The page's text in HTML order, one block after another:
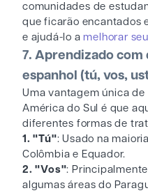
comunidades de
que ficarão encantados
e ajudá-lo a melhorar
7. Aprendizado
espanhol (tú, vos,
Uma vantagem única
América do Sul é que
diferentes formas de
1. "Tú": Usado na
Colômbia e Equador.
2. "Vos":
algumas áreas do